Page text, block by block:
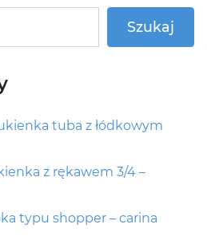
Szukaj
tuba z łódkowym
z rękawem 3/4 –
typu shopper – carina